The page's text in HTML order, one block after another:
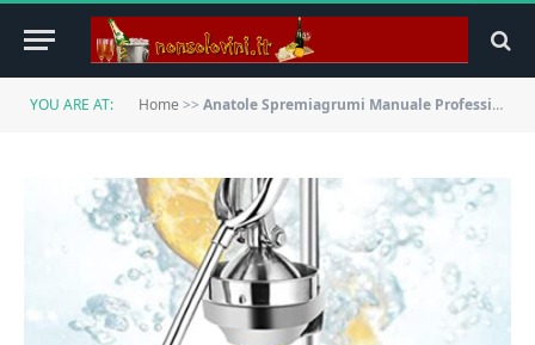
YOU ARE AT: Home >> Anatole Spremiagrumi Manuale Professionale in Acciaio Inox Estrattore di Succo a Leva per Melograno Arance Limone Agrumi Domestico Commerciale